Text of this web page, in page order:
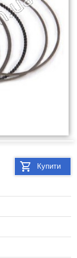
Купити